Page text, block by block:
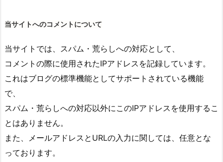
当サイトへのコメントについて
当サイトでは、スパム・荒らしへの対応として、
コメントの際に使用されたIPアドレスを記録しています。
これはブログの標準機能としてサポートされている機能
で、
スパム・荒らしへの対応以外にこのIPアドレスを使用するこ
とはありません。
また、メールアドレスとURLの入力に関しては、任意とな
っております。